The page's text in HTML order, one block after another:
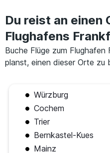
Du reist an einen
Flughafens
Buche Flüge zum
planst, einen dieser Orte zu
Würzburg
Cochem
Trier
Bernkastel-Kues
Mainz